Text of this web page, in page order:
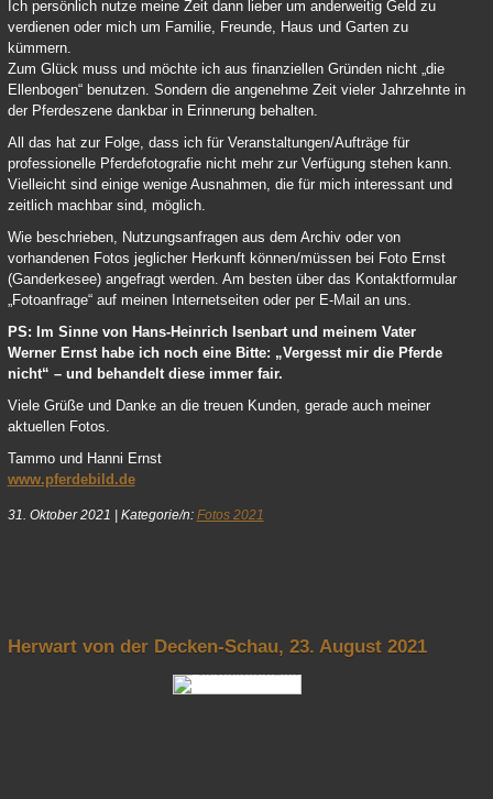
Ich persönlich nutze meine Zeit dann lieber um anderweitig Geld zu
verdienen oder mich um Familie, Freunde, Haus und Garten zu
kümmern.
Zum Glück muss und möchte ich aus finanziellen Gründen nicht „die
Ellenbogen“ benutzen. Sondern die angenehme Zeit vieler Jahrzehnte in
der Pferdeszene dankbar in Erinnerung behalten.
All das hat zur Folge, dass ich für Veranstaltungen/Aufträge für
professionelle Pferdefotografie nicht mehr zur Verfügung stehen kann.
Vielleicht sind einige wenige Ausnahmen, die für mich interessant und
zeitlich machbar sind, möglich.
Wie beschrieben, Nutzungsanfragen aus dem Archiv oder von
vorhandenen Fotos jeglicher Herkunft können/müssen bei Foto Ernst
(Ganderkesee) angefragt werden. Am besten über das Kontaktformular
„Fotoanfrage“ auf meinen Internetseiten oder per E-Mail an uns.
PS: Im Sinne von Hans-Heinrich Isenbart und meinem Vater
Werner Ernst habe ich noch eine Bitte: „Vergesst mir die Pferde
nicht“ – und behandelt diese immer fair.
Viele Grüße und Danke an die treuen Kunden, gerade auch meiner
aktuellen Fotos.
Tammo und Hanni Ernst
www.pferdebild.de
31. Oktober 2021 Kategorie/n: Fotos 2021
Herwart von der Decken-Schau, 23. August 2021